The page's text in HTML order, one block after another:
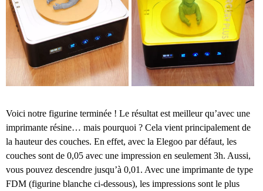
Voici notre figurine terminée ! Le résultat est meilleur qu’avec une
imprimante résine… mais pourquoi ? Cela vient principalement de
la hauteur des couches. En effet, avec la Elegoo par défaut, les
couches sont de 0,05 avec une impression en seulement 3h. Aussi,
vous pouvez descendre jusqu’à 0,01. Avec une imprimante de type
FDM (figurine blanche ci-dessous), les impressions sont le plus